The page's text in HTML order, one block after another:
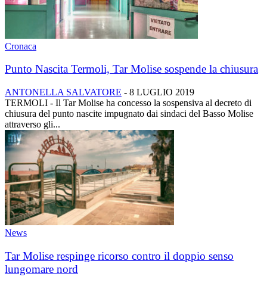
Cronaca
Punto Nascita Termoli, Tar Molise sospende la chiusura
ANTONELLA SALVATORE - 8 LUGLIO 2019
TERMOLI - Il Tar Molise ha concesso la sospensiva al decreto di
chiusura del punto nascite impugnato dai sindaci del Basso Molise
attraverso gli...
News
Tar Molise respinge ricorso contro il doppio senso
lungomare nord